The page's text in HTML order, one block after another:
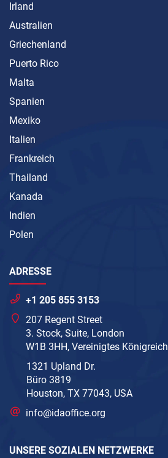
Irland
Australien
Griechenland
Puerto Rico
Malta
Spanien
Mexiko
Italien
Frankreich
Thailand
Kanada
Indien
Polen
ADRESSE
+1 205 855 3153
207 Regent Street
3. Stock, Suite, London
W1B 3HH, Vereinigtes Königreich
1321 Upland Dr.
Büro 3819
Houston, TX 77043, USA
info@idaoffice.org
UNSERE SOZIALEN NETZWERKE